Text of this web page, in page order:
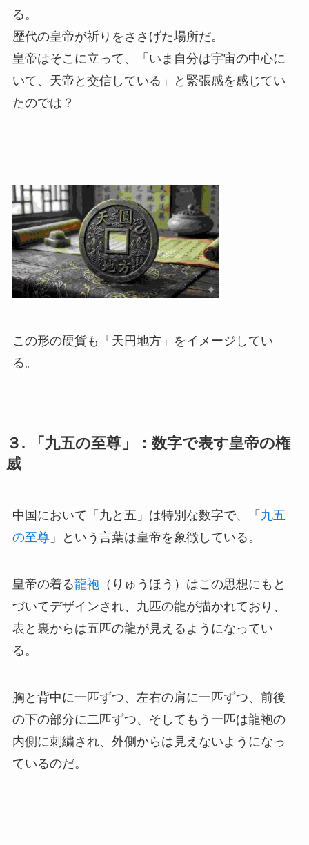
る。
歴代の皇帝が祈りをささげた場所だ。
皇帝はそこに立って、「いま自分は宇宙の中心に
いて、天帝と交信している」と緊張感を感じてい
たのでは？
この形の硬貨も「天円地方」をイメージしてい
る。
３. 「九五の至尊」：数字で表す皇帝の権
威
中国において「九と五」は特別な数字で、「 九五
の至尊」という言葉は皇帝を象徴している。
皇帝の着る龍袍（りゅうほう）はこの思想にもと
づいてデザインされ、九匹の龍が描かれており、
表と裏からは五匹の龍が見えるようになってい
る。
胸と背中に一匹ずつ、左右の肩に一匹ずつ、前後
の下の部分に二匹ずつ、そしてもう一匹は龍袍の
内側に刺繍され、外側からは見えないようになっ
ているのだ。